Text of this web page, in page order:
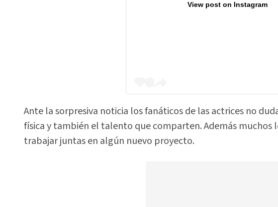
View post on Instagram
Ante la sorpresiva noticia los fanáticos de las actrices no
física y también el talento que comparten. Además muchos
trabajar juntas en algún nuevo proyecto.